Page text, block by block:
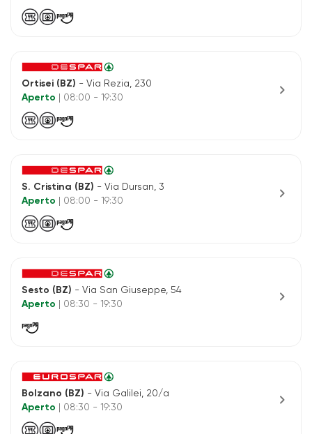
Ortisei (BZ) - Via Rezia, 230
Aperto
| 08:00 - 19:30 chevron_right
S. Cristina (BZ) - Via Dursan, 3
Aperto
| 08:00 - 19:30 chevron_right
Sesto (BZ) - Via San Giuseppe, 54
Aperto
| 08:30 - 19:30 chevron_right
Bolzano (BZ) - Via Galilei, 20/a
Aperto
| 08:30 - 19:30 chevron_right